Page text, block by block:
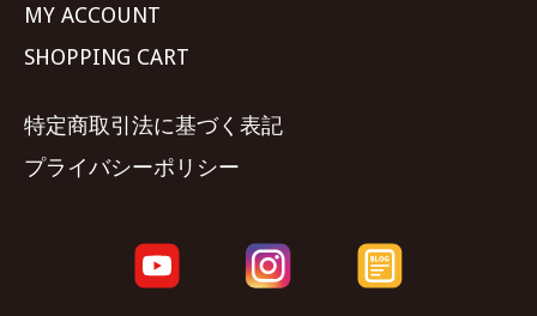
MY ACCOUNT
SHOPPING CART
特定商取引法に基づく表記
プライバシーポリシー